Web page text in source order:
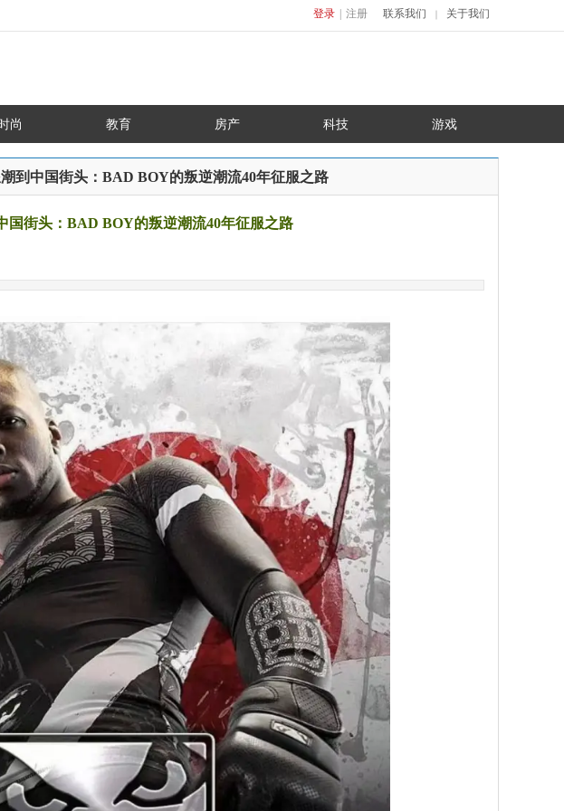
登录 注册 联系我们 关于我们
尚 教育 房产 科技 游戏
到中国街头：BAD BOY的叛逆潮流40年征服之路
国街头：BAD BOY的叛逆潮流40年征服之路